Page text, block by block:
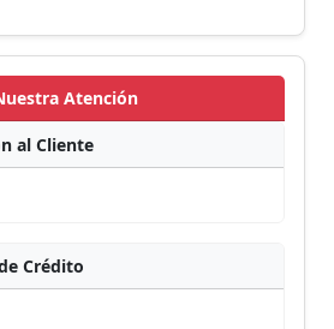
Atención
al Cliente
Crédito